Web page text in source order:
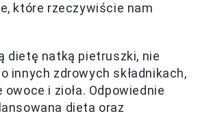
które rzeczywiście nam
dietę natką pietruszki, nie
innych zdrowych składnikach,
i zioła. Odpowiednie
dieta oraz